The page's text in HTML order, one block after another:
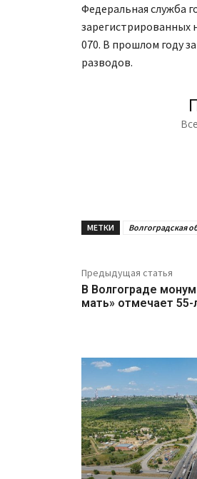
Федеральная служба
зарегистрированных
070. В прошлом году
разводов.
МЕТКИ Волгоградская
Предыдущая статья
В Волгограде
мать» отмечает 55-